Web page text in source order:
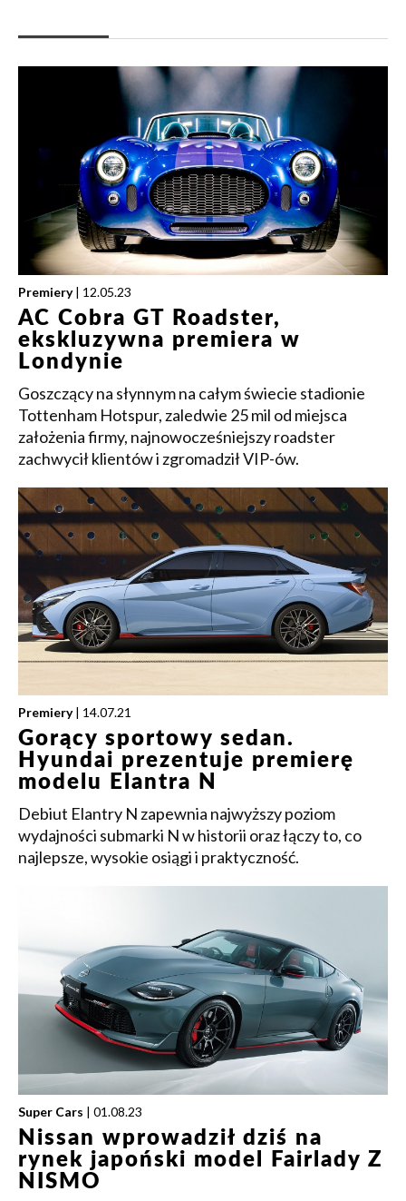
Premiery | 12.05.23
AC Cobra GT Roadster,
ekskluzywna premiera w
Londynie
Goszczący na słynnym na całym świecie stadionie
Tottenham Hotspur, zaledwie 25 mil od miejsca
założenia firmy, najnowocześniejszy roadster
zachwycił klientów i zgromadził VIP-ów.
Premiery | 14.07.21
Gorący sportowy sedan.
Hyundai prezentuje premierę
modelu Elantra N
Debiut Elantry N zapewnia najwyższy poziom
wydajności submarki N w historii oraz łączy to, co
najlepsze, wysokie osiągi i praktyczność.
Super Cars | 01.08.23
Nissan wprowadził dziś na
rynek japoński model Fairlady Z
NISMO